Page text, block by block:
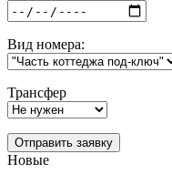
Вид номера:
Трансфер
Отправить заявку
Новые